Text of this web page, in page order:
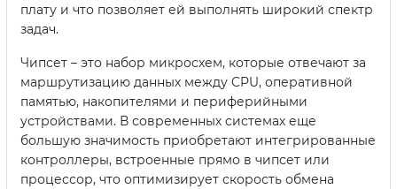
плату и что позволяет ей выполнять широкий спектр
задач.
Чипсет – это набор микросхем, которые отвечают за
маршрутизацию данных между CPU, оперативной
памятью, накопителями и периферийными
устройствами. В современных системах еще
большую значимость приобретают интегрированные
контроллеры, встроенные прямо в чипсет или
процессор, что оптимизирует скорость обмена